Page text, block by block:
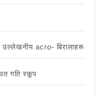
उल्लेखनीय acro- बिरालाहरू
गति स्कूप